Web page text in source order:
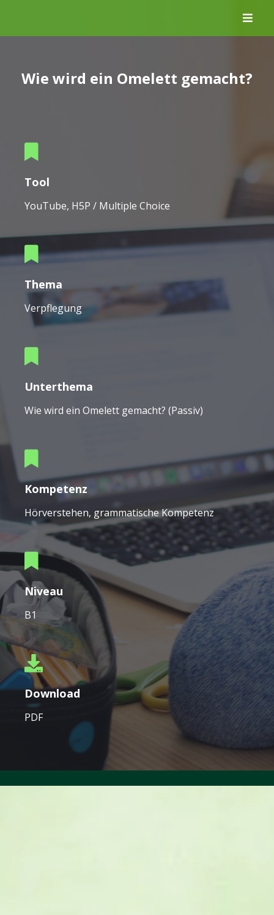
Wie wird ein Omelett gemacht?
Tool
YouTube, H5P / Multiple Choice
Thema
Verpflegung
Unterthema
Wie wird ein Omelett gemacht? (Passiv)
Kompetenz
Hörverstehen, grammatische Kompetenz
Niveau
B1
Download
PDF